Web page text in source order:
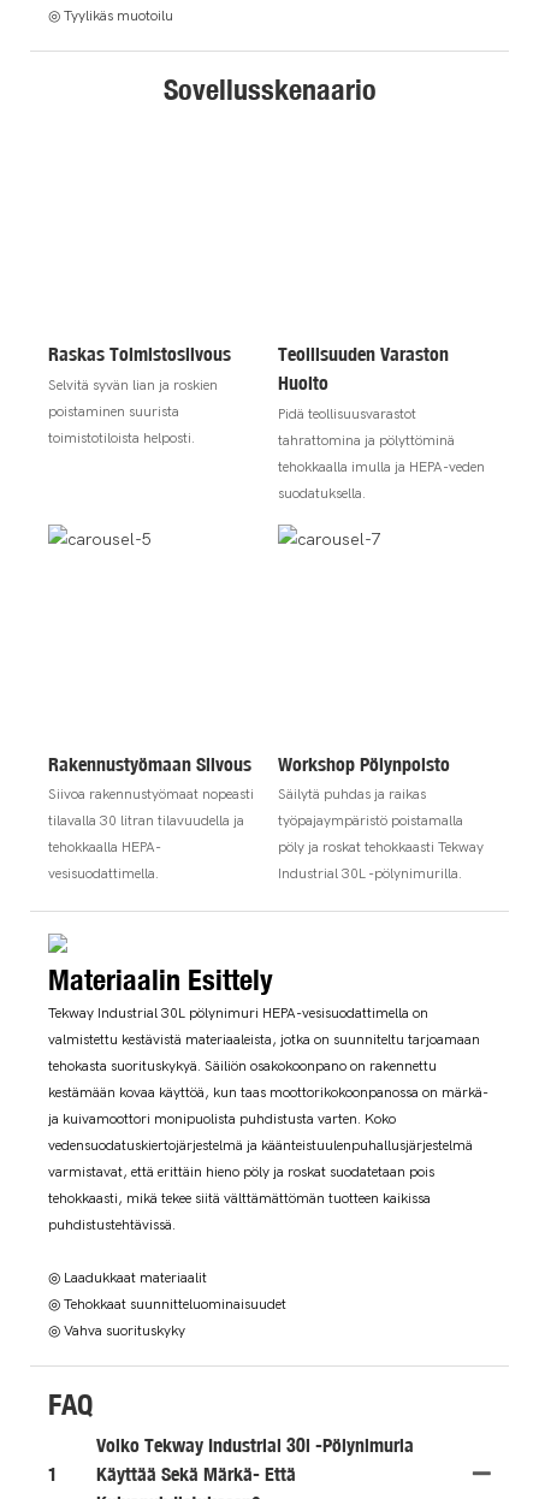
◎ Tyylikäs muotoilu
Sovellusskenaario
Raskas Toimistosiivous
Selvitä syvän lian ja roskien
poistaminen suurista
toimistotiloista helposti.
Teollisuuden Varaston
Huolto
Pidä teollisuusvarastot
tahrattomina ja pölyttöminä
tehokkaalla imulla ja HEPA-veden
suodatuksella.
Rakennustyömaan Siivous
Siivoa rakennustyömaat nopeasti
tilavalla 30 litran tilavuudella ja
tehokkaalla HEPA-
vesisuodattimella.
Workshop Pölynpoisto
Säilytä puhdas ja raikas
työpajaympäristö poistamalla
pöly ja roskat tehokkaasti Tekway
Industrial 30L -pölynimurilla.
Materiaalin Esittely
Tekway Industrial 30L pölynimuri HEPA-vesisuodattimella on
valmistettu kestävistä materiaaleista, jotka on suunniteltu tarjoamaan
tehokasta suorituskykyä. Säiliön osakokoonpano on rakennettu
kestämään kovaa käyttöä, kun taas moottorikokoonpanossa on märkä-
ja kuivamoottori monipuolista puhdistusta varten. Koko
vedensuodatuskiertojärjestelmä ja käänteistuulenpuhallusjärjestelmä
varmistavat, että erittäin hieno pöly ja roskat suodatetaan pois
tehokkaasti, mikä tekee siitä välttämättömän tuotteen kaikissa
puhdistustehtävissä.
◎ Laadukkaat materiaalit
◎ Tehokkaat suunnitteluominaisuudet
◎ Vahva suorituskyky
FAQ
1
Voiko Tekway Industrial 30l -pölynimuria
Käyttää Sekä Märkä- Että